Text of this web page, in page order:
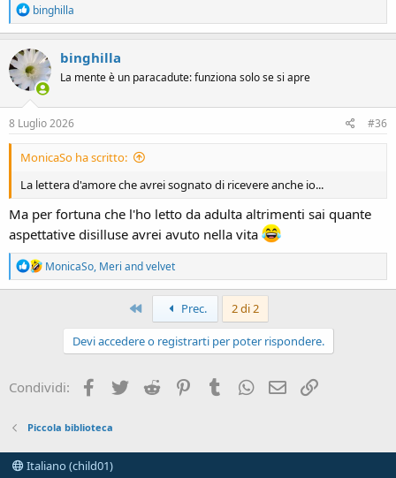
R
e
a
c
t
i
o
n
s
binghilla
binghilla
La mente è un paracadute: funziona solo se si apre
8 Luglio 2026 #36
MonicaSo ha scritto:
La lettera d'amore che avrei sognato di ricevere anche io...
Ma per fortuna che l'ho letto da adulta altrimenti sai quante
aspettative disilluse avrei avuto nella vita
R
e
a
:
MonicaSo, Meri andvelvet
Primo Prec. 2 di 2
Devi accedere o registrarti per poter rispondere.
Condividi: Facebook
Twitter Reddit PinterestTumblrWhatsApp
e-mail
Piccola biblioteca
Italiano (child01)